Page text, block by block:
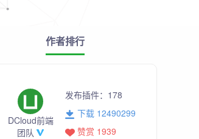
作者排行
DCloud前端
团队
发布插件： 178
下载 12490299
赞赏 1939